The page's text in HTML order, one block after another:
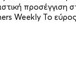
Weekly Το